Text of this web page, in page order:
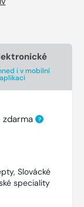
i v mobilní
aplikaci
?
Slovácké
speciality